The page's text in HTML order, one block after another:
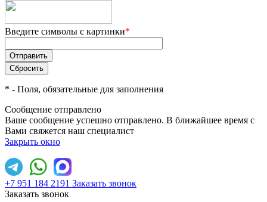
Введите символы с картинки*
* - Поля, обязательные для заполнения
Сообщение отправлено
Ваше сообщение успешно отправлено. В ближайшее время с
Вами свяжется наш специалист
Закрыть окно
+7 951 184 2191 Заказать звонок
Заказать звонок